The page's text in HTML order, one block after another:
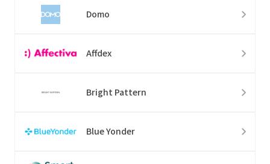
Domo
Affdex
Bright Pattern
Blue Yonder